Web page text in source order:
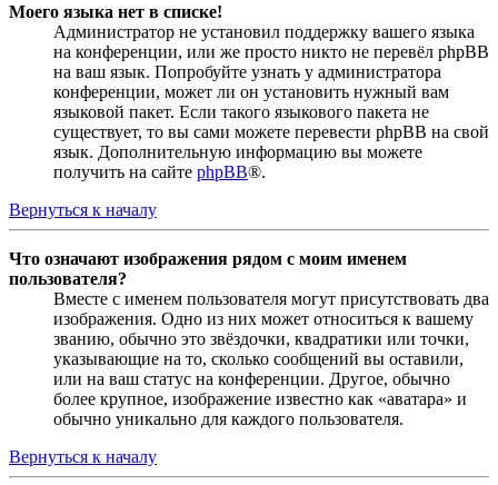
Моего языка нет в списке!
Администратор не установил поддержку вашего языка
на конференции, или же просто никто не перевёл phpBB
на ваш язык. Попробуйте узнать у администратора
конференции, может ли он установить нужный вам
языковой пакет. Если такого языкового пакета не
существует, то вы сами можете перевести phpBB на свой
язык. Дополнительную информацию вы можете
получить на сайте phpBB®.
Вернуться к началу
Что означают изображения рядом с моим именем
пользователя?
Вместе с именем пользователя могут присутствовать два
изображения. Одно из них может относиться к вашему
званию, обычно это звёздочки, квадратики или точки,
указывающие на то, сколько сообщений вы оставили,
или на ваш статус на конференции. Другое, обычно
более крупное, изображение известно как «аватара» и
обычно уникально для каждого пользователя.
Вернуться к началу